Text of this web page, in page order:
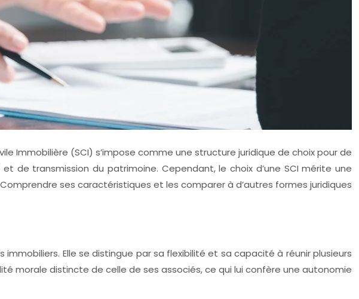
Immobilière (SCI) s’impose comme une structure juridique de choix pour de
de transmission du patrimoine. Cependant, le choix d’une SCI mérite une
ses caractéristiques et les comparer à d’autres formes juridiques
Elle se distingue par sa flexibilité et sa capacité à réunir plusieurs
morale distincte de celle de ses associés, ce qui lui confère une autonomie